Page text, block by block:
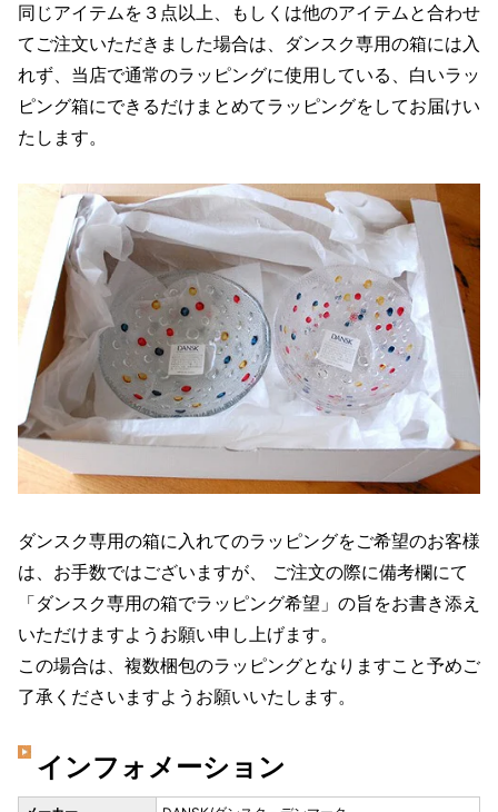
同じアイテムを３点以上、もしくは他のアイテムと合わせ
てご注文いただきました場合は、ダンスク専用の箱には入
れず、当店で通常のラッピングに使用している、白いラッ
ピング箱にできるだけまとめてラッピングをしてお届けい
たします。
ダンスク専用の箱に入れてのラッピングをご希望のお客様
は、お手数ではございますが、 ご注文の際に備考欄にて
「ダンスク専用の箱でラッピング希望」の旨をお書き添え
いただけますようお願い申し上げます。
この場合は、複数梱包のラッピングとなりますこと予めご
了承くださいますようお願いいたします。
インフォメーション